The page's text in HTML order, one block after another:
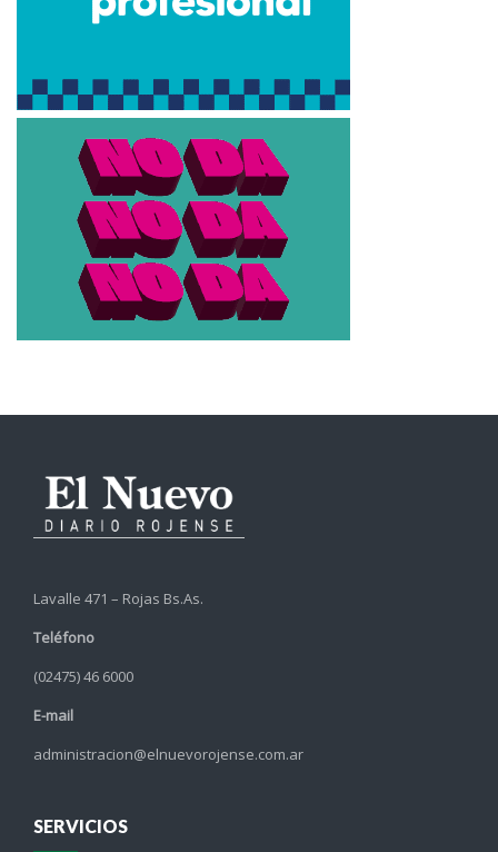
Lavalle 471 – Rojas Bs.As.
Teléfono
(02475) 46 6000
E-mail
administracion@elnuevorojense.com.ar
SERVICIOS